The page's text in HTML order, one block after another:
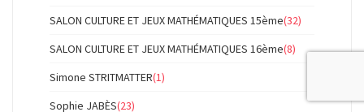
SALON CULTURE ET JEUX MATHÉMATIQUES 15ème(32)
SALON CULTURE ET JEUX MATHÉMATIQUES 16ème(8)
Simone STRITMATTER(1)
Sophie JABÈS(23)